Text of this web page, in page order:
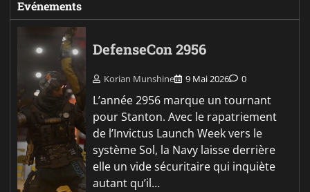
Evénements
DefenseCon 2956
Korian Munshine 9 Mai 2026 0
L’année 2956 marque un tournant
pour Stanton. Avec le rapatriement
de l’Invictus Launch Week vers le
système Sol, la Navy laisse derrière
elle un vide sécuritaire qui inquiète
autant qu’il…